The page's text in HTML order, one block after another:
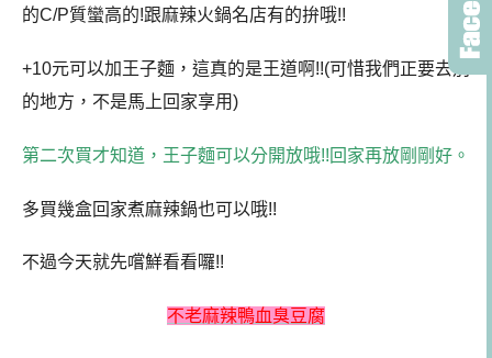
的C/P質蠻高的!跟麻辣火鍋名店有的拚哦!!
+10元可以加王子麵，這真的是王道啊!!(可惜我們正要去別
的地方，不是馬上回家享用)
第二次買才知道，王子麵可以分開放哦!!回家再放剛剛好。
多買幾盒回家煮麻辣鍋也可以哦!!
不過今天就先嚐鮮看看囉!!
不老麻辣鴨血臭豆腐